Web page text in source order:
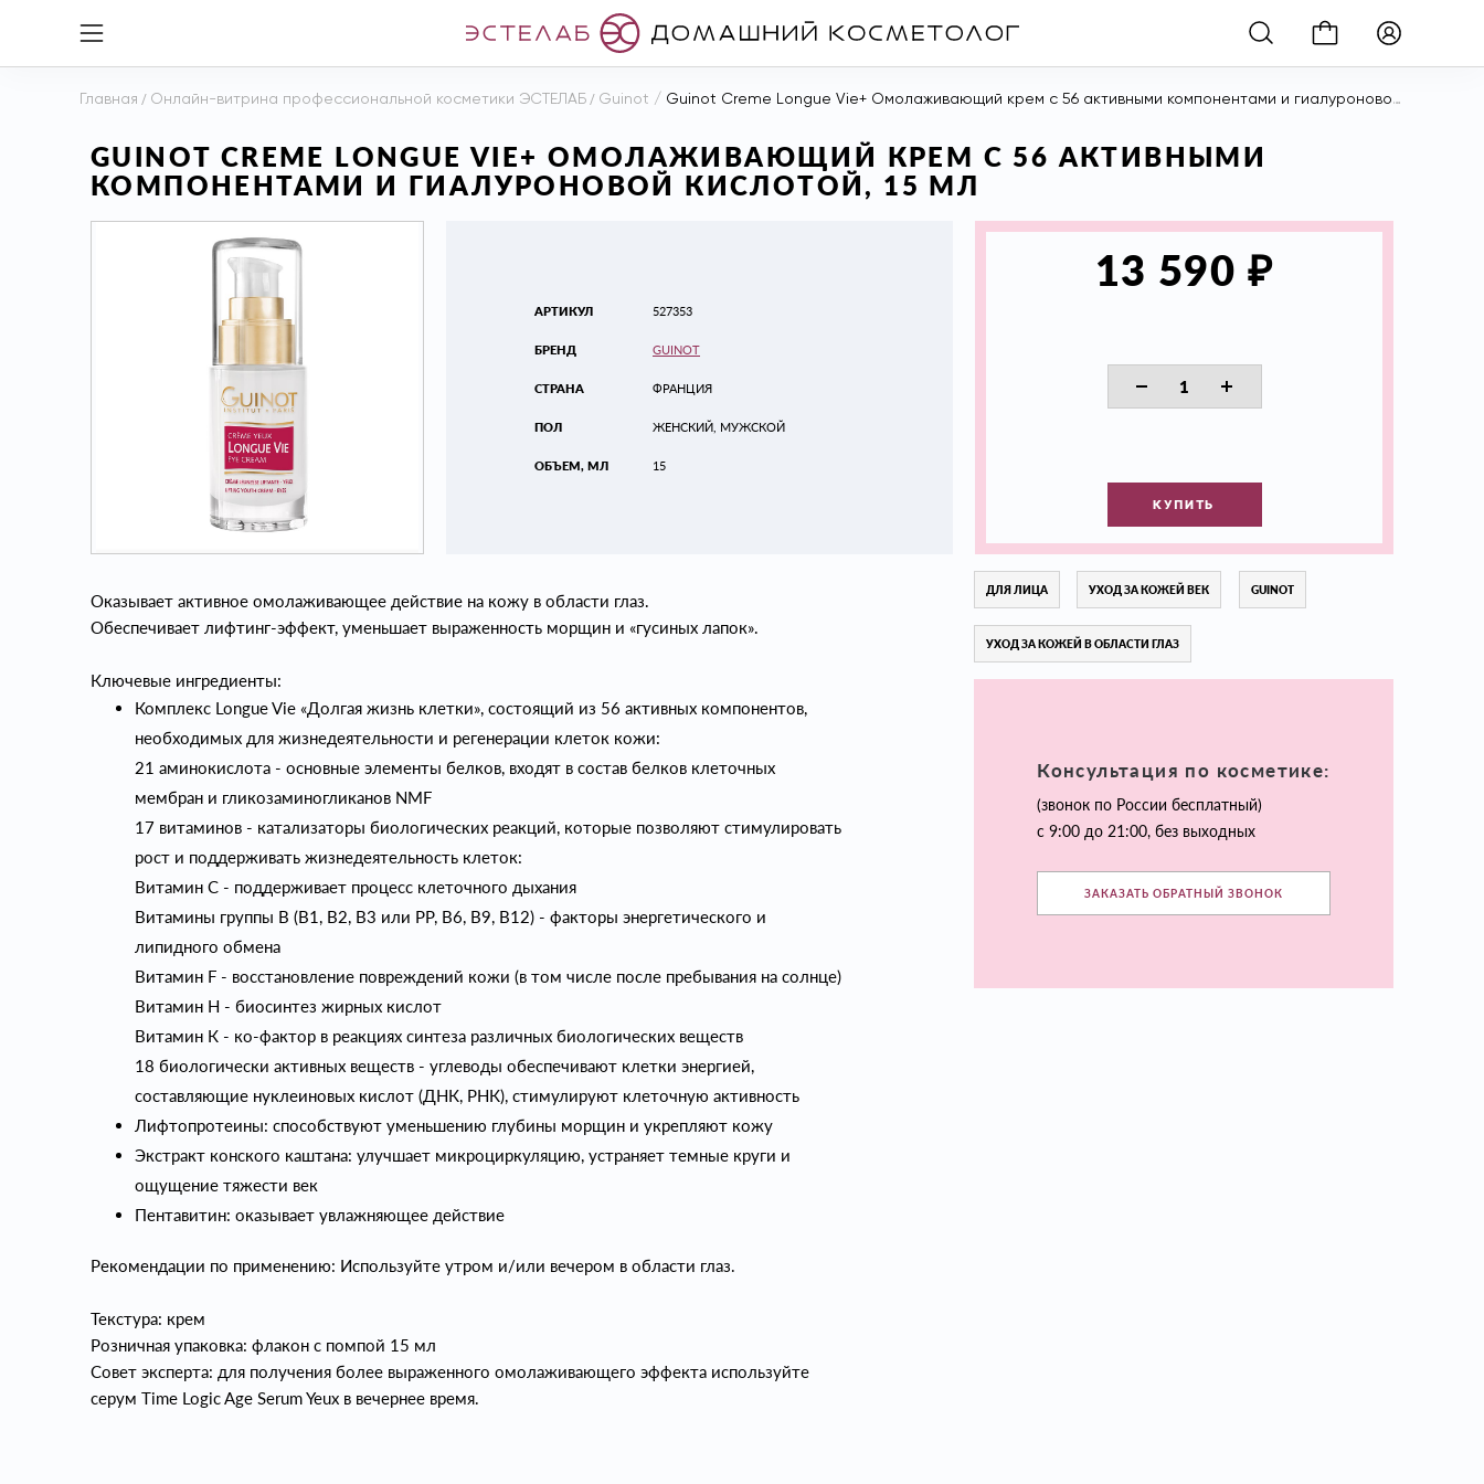
Главная / Онлайн-витрина профессиональной косметики ЭСТЕЛАБ / Guinot / Guinot Creme Longue Vie+ Омолаживающий крем c 56 активными компонентами и гиалуроновой кислотой, 15 мл
GUINOT CREME LONGUE VIE+ ОМОЛАЖИВАЮЩИЙ КРЕМ C 56 АКТИВНЫМИ
КОМПОНЕНТАМИ И ГИАЛУРОНОВОЙ КИСЛОТОЙ, 15 МЛ
АРТИКУЛ
БРЕНД
СТРАНА
ПОЛ
ОБЪЕМ, МЛ
527353
GUINOT
ФРАНЦИЯ
ЖЕНСКИЙ, МУЖСКОЙ
15
13 590 ₽
КУПИТЬ
Оказывает активное омолаживающее действие на кожу в области глаз.
Обеспечивает лифтинг-эффект, уменьшает выраженность морщин и «гусиных лапок».
Ключевые ингредиенты:
Комплекс Longue Vie «Долгая жизнь клетки», состоящий из 56 активных компонентов,
необходимых для жизнедеятельности и регенерации клеток кожи:
21 аминокислота - основные элементы белков, входят в состав белков клеточных
мембран и гликозаминогликанов NMF
17 витаминов - катализаторы биологических реакций, которые позволяют стимулировать
рост и поддерживать жизнедеятельность клеток:
Витамин С - поддерживает процесс клеточного дыхания
Витамины группы В (В1, В2, В3 или PP, В6, В9, В12) - факторы энергетического и
липидного обмена
Витамин F - восстановление повреждений кожи (в том числе после пребывания на солнце)
Витамин H - биосинтез жирных кислот
Витамин К - ко-фактор в реакциях синтеза различных биологических веществ
18 биологически активных веществ - углеводы обеспечивают клетки энергией,
составляющие нуклеиновых кислот (ДНК, РНК), стимулируют клеточную активность
Лифтопротеины: способствуют уменьшению глубины морщин и укрепляют кожу
Экстракт конского каштана: улучшает микроциркуляцию, устраняет темные круги и
ощущение тяжести век
Пентавитин: оказывает увлажняющее действие
Рекомендации по применению: Используйте утром и/или вечером в области глаз.
Текстура: крем
Розничная упаковка: флакон с помпой 15 мл
Совет эксперта: для получения более выраженного омолаживающего эффекта используйте
серум Time Logic Age Serum Yeux в вечернее время.
ДЛЯ ЛИЦА УХОД ЗА КОЖЕЙ ВЕК GUINOT
УХОД ЗА КОЖЕЙ В ОБЛАСТИ ГЛАЗ
Консультация по косметике:
(звонок по России бесплатный)
с 9:00 до 21:00, без выходных
ЗАКАЗАТЬ ОБРАТНЫЙ ЗВОНОК